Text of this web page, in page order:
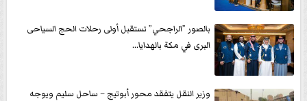
بالصور ”الراجحي” تستقبل أولى رحلات الحج السياحى
البرى في مكة بالهدايا...
وزير النقل يتفقد محور أبوتيج – ساحل سليم ويوجه